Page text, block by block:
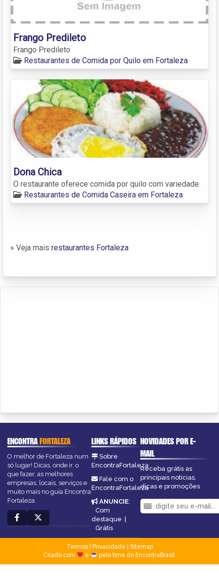
Frango Predileto
Frango Predileto
Restaurantes de Comida por Quilo em Fortaleza
Dona Chica
O restaurante oferece comida por quilo com variedade.
Restaurantes de Comida Caseira em Fortaleza
» Veja mais restaurantes Fortaleza
ENCONTRAFORTALEZA
O melhor de Fortaleza num
só lugar! Dicas, onde ir, o
que fazer, as melhores
empresas, locais, serviços e
muito mais no guia Encontra
Fortaleza.
LINKS RÁPIDOS
Sobre
EncontraFortaleza
Fale com o
EncontraFortaleza
ANUNCIE:
Com
destaque |
Grátis
NOVIDADES POR E-
MAIL
Receba grátis as
principais notícias,
dicas e promoções
Termos| Privacidade
Sitemap
Criado com
e pelo time do EncontraBrasil